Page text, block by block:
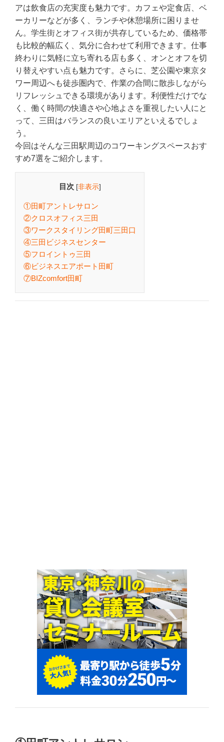
アは飲食店の充実度も魅力です。カフェや定食店、ベ
ーカリーなどが多く、ランチや休憩場所に困りませ
ん。学生街とオフィス街が共存しているため、価格帯
も比較的幅広く、気分に合わせて利用できます。仕事
終わりに気軽に立ち寄れる店も多く、オンとオフを切
り替えやすい点も魅力です。さらに、芝公園や東京タ
ワー周辺へも徒歩圏内で、作業の合間に散歩しながら
リフレッシュできる環境があります。利便性だけでな
く、働く時間の快適さや心地よさを重視したい人にと
って、三田はバランスの良いエリアといえるでしょ
う。
今回はそんな三田駅周辺のコワーキングスペースおす
すめ7選をご紹介します。
目次 [非表示]
①田町アントレサロン
②クロスオフィス三田
③ワークスタイリング田町三田口
④三田ビジネスセンター
⑤フロイントゥ三田
⑥ビジネスエアポート田町
⑦BIZcomfort田町